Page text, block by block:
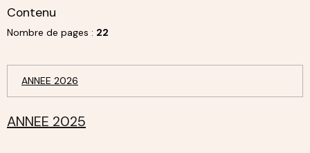
Contenu
Nombre de pages : 22
ANNEE 2026
ANNEE 2025